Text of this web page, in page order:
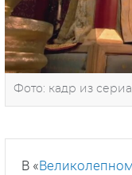
Фото: кадр из
В «